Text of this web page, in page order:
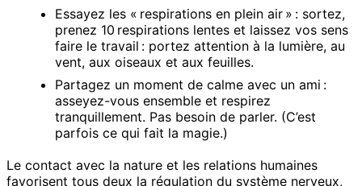
Essayez les « respirations en plein air » : sortez,
prenez 10 respirations lentes et laissez vos sens
faire le travail : portez attention à la lumière, au
vent, aux oiseaux et aux feuilles.
Partagez un moment de calme avec un ami :
asseyez-vous ensemble et respirez
tranquillement. Pas besoin de parler. (C’est
parfois ce qui fait la magie.)
Le contact avec la nature et les relations humaines
favorisent tous deux la régulation du système nerveux,